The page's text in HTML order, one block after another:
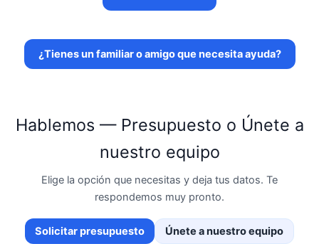
¿Tienes un familiar o amigo que necesita ayuda?
Hablemos — Presupuesto o Únete a
nuestro equipo
Elige la opción que necesitas y deja tus datos. Te
respondemos muy pronto.
Solicitar presupuesto Únete a nuestro equipo